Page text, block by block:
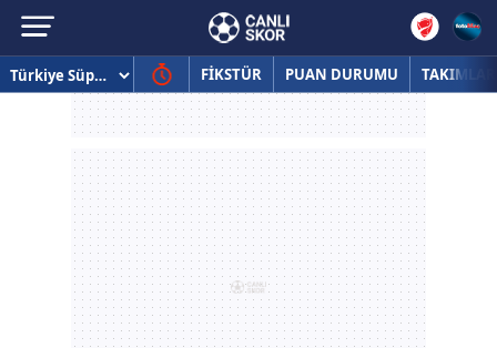
FİKSTÜR PUAN DURUMU TAKIMLAR